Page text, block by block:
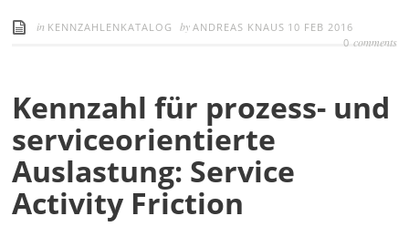
in KENNZAHLENKATALOG byANDREAS KNAUS 10 FEB 2016
0 comments
Kennzahl für prozess- und
serviceorientierte
Auslastung: Service
Activity Friction